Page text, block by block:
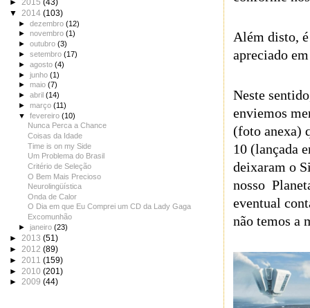
Além disto,
apreciado
Neste
enviemos
(foto anexa)
10 (lançada
deixaram o
nosso
eventual
não temos a
▼ 2014 (103)
►dezembro(12)
►novembro(1)
►outubro(3)
►setembro(17)
►agosto(4)
►junho(1)
►maio(7)
►abril(14)
►março(11)
▼fevereiro(10)
Nunca Perca a Chance
Coisas da Idade
Time is on my Side
Um Problema do Brasil
Critério de Seleção
O Bem Mais Precioso
Neurolingüística
Onda de Calor
O Dia em que Eu Comprei um CD da Lady Gaga
Excomunhão
►janeiro(23)
► 2013 (51)
► 2012 (89)
► 2011 (159)
► 2010 (201)
► 2009 (44)